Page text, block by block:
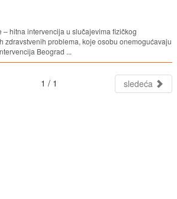
hitna intervencija u slučajevima fizičkog
zdravstvenih problema, koje osobu onemogućavaju
Beograd ...
1 / 1 sledeća